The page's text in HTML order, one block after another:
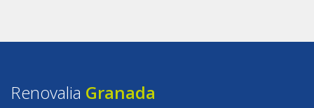
Renovalia Granada